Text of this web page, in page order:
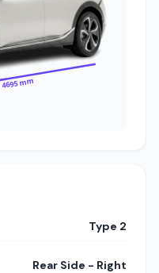
4695 mm
Type 2
Rear Side - Right